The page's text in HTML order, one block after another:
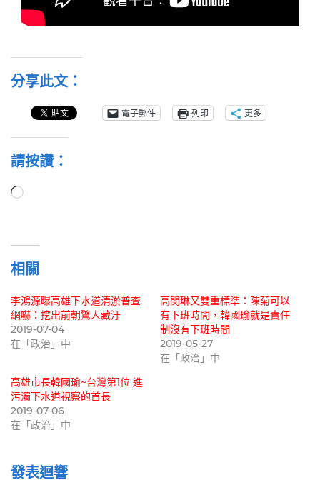
分享此文：
電子郵件 列印 更多
請按讚：
正
相關
李鴻源曝高雄下水道清淤普查
網嚇：挖出前朝驚人藏汙
2019-07-04
在「政治」中
高閔琳又雙重標準：陳菊可以
有下班時間，韓國瑜就是責任
制沒有下班時間
2019-05-27
在「政治」中
高雄市長韓國瑜~台灣第1位 進
污濁下水道視察的首長
2019-07-06
在「政治」中
發表迴響